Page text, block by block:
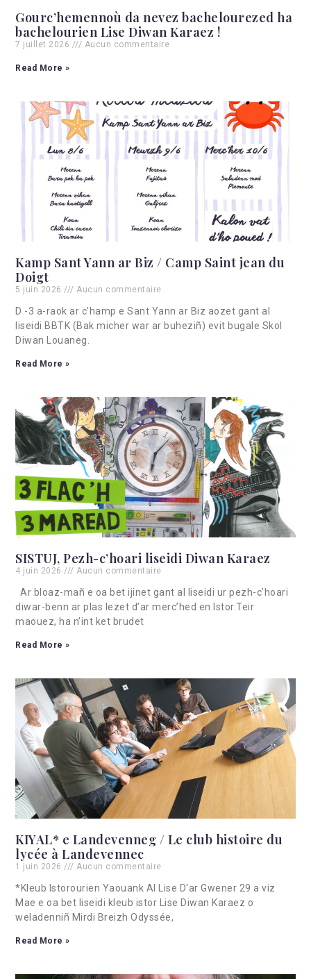
Gourc’hemennoù da nevez bachelourezed ha
bachelourien Lise Diwan Karaez !
7 juillet 2026 Aucun commentaire
Read More »
Kamp Sant Yann ar Biz / Camp Saint jean du
Doigt
5 juin 2026 Aucun commentaire
D -3 a-raok ar c'hamp e Sant Yann ar Biz aozet gant al
liseidi BBTK (Bak micher war ar buheziñ) evit bugale Skol
Diwan Louaneg.
Read More »
SISTUJ, Pezh-c’hoari liseidi Diwan Karaez
4 juin 2026 Aucun commentaire
Ar bloaz-mañ e oa bet ijinet gant al liseidi ur pezh-c’hoari
diwar-benn ar plas lezet d’ar merc’hed en Istor.Teir
maouez, ha n’int ket brudet
Read More »
KIYAL* e Landevenneg / Le club histoire du
lycée à Landevennec
1 juin 2026 Aucun commentaire
*Kleub Istorourien Yaouank Al Lise D'ar Gwener 29 a viz
Mae e oa bet liseidi kleub istor Lise Diwan Karaez o
weladenniñ Mirdi Breizh Odyssée,
Read More »